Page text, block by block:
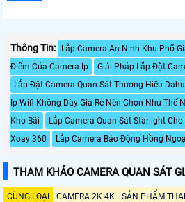
Thông Tin: Lắp Camera An Ninh Khu Phố
Điểm Của Camera Ip
Giải Pháp Lắp Đặt
Lắp Đặt Camera Quan Sát Thương Hiệu
Ip Wifi Không Dây Giá Rẻ Nên Chọn Như Thế
Kho Bãi
Lắp Camera Quan Sát Starlight Cho
Xoay 360
Lắp Camera Báo Động Hồng
THAM KHẢO CAMERA QUAN SÁT
CÙNG LOẠI CAMERA 2K 4K SẢN PHẨM